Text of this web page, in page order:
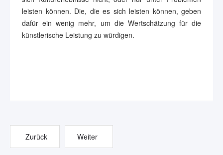
leisten können. Die, die es sich leisten können, geben
dafür ein wenig mehr, um die Wertschätzung für die
künstlerische Leistung zu würdigen.
Zurück Weiter